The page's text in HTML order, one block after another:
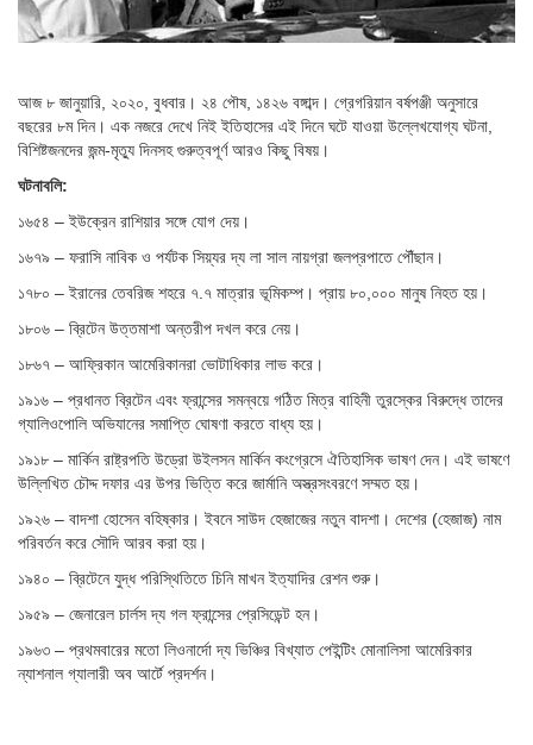
আজ ৮ জানুয়ারি, ২০২০, বুধবার। ২৪ পৌষ, ১৪২৬ বঙ্গাব্দ। গ্রেগরিয়ান বর্ষপঞ্জী অনুসারে
বছরের ৮ম দিন। এক নজরে দেখে নিই ইতিহাসের এই দিনে ঘটে যাওয়া উল্লেখযোগ্য ঘটনা,
বিশিষ্টজনদের জন্ম-মৃত্যু দিনসহ গুরুত্বপূর্ণ আরও কিছু বিষয়।
ঘটনাবলি:
১৬৫৪ – ইউক্রেন রাশিয়ার সঙ্গে যোগ দেয়।
১৬৭৯ – ফরাসি নাবিক ও পর্যটক সিয়্যর দ্য লা সাল নায়গ্রা জলপ্রপাতে পৌঁছান।
১৭৮০ – ইরানের তেবরিজ শহরে ৭.৭ মাত্রার ভূমিকম্প। প্রায় ৮০,০০০ মানুষ নিহত হয়।
১৮০৬ – ব্রিটেন উত্তমাশা অন্তরীপ দখল করে নেয়।
১৮৬৭ – আফ্রিকান আমেরিকানরা ভোটাধিকার লাভ করে।
১৯১৬ – প্রধানত ব্রিটেন এবং ফ্রান্সের সমন্বয়ে গঠিত মিত্র বাহিনী তুরস্কের বিরুদ্ধে তাদের
গ্যালিওপোলি অভিযানের সমাপ্তি ঘোষণা করতে বাধ্য হয়।
১৯১৮ – মার্কিন রাষ্ট্রপতি উড্রো উইলসন মার্কিন কংগ্রেসে ঐতিহাসিক ভাষণ দেন। এই ভাষণে
উল্লিখিত চৌদ্দ দফার এর উপর ভিত্তি করে জার্মানি অস্ত্রসংবরণে সম্মত হয়।
১৯২৬ – বাদশা হোসেন বহিষ্কার। ইবনে সাউদ হেজাজের নতুন বাদশা। দেশের (হেজাজ) নাম
পরিবর্তন করে সৌদি আরব করা হয়।
১৯৪০ – ব্রিটেনে যুদ্ধ পরিস্থিতিতে চিনি মাখন ইত্যাদির রেশন শুরু।
১৯৫৯ – জেনারেল চার্লস দ্য গল ফ্রান্সের প্রেসিডেন্ট হন।
১৯৬৩ – প্রথমবারের মতো লিওনার্দো দ্য ভিঞ্চির বিখ্যাত পেইন্টিং মোনালিসা আমেরিকার
ন্যাশনাল গ্যালারী অব আর্টে প্রদর্শন।